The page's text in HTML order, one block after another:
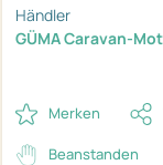
Händler
GÜMA Caravan-
Merken
Beanstanden